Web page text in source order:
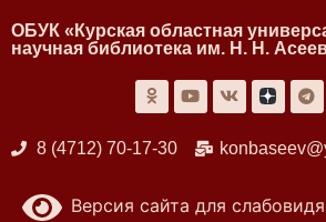
ОБУК «Курская областная
научная библиотека им. Н. Н.
8 (4712) 70-17-30
Версия сайта для